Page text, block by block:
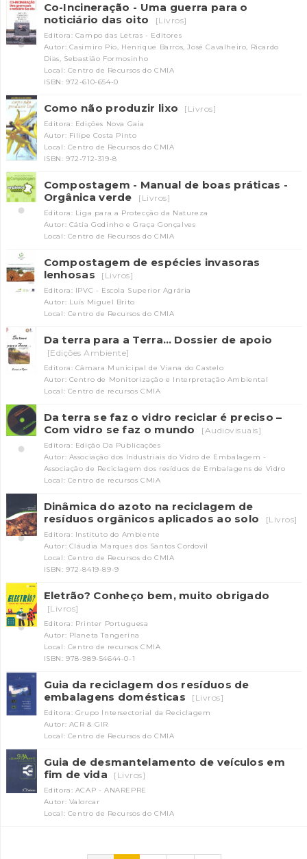
Co-Incineração - Uma guerra para o
noticiário das oito
[Livros]
Editora: Campo das Letras - Editores
Autor: Casimiro Pio, Henrique Barros, José Cavalheiro, Ricardo
Dias, Sebastião Formosinho
Local: Centro de Recursos do CMIA
ISBN: 972-610-654-0
Como não produzir lixo [Livros]
Editora: Edições Nova Gaia
Autor: Filipe Costa Pinto
Local: Centro de Recursos do CMIA
ISBN: 972-712-319-8
Compostagem - Manual de boas práticas -
Orgânica verde
[Livros]
Editora: Liga para a Protecção da Natureza
Autor: Cátia Godinho e Graça Gonçalves
Local: Centro de Recursos do CMIA
Compostagem de espécies invasoras
lenhosas
[Livros]
Editora: IPVC - Escola Superior Agrária
Autor: Luís Miguel Brito
Local: Centro de Recursos do CMIA
Da terra para a Terra… Dossier de apoio
[Edições Ambiente]
Editora: Câmara Municipal de Viana do Castelo
Autor: Centro de Monitorização e Interpretação Ambiental
Local: Centro de recursos CMIA
Da terra se faz o vidro reciclar é preciso –
Com vidro se faz o mundo
[Audiovisuais]
Editora: Edição Da Publicações
Autor: Associação dos Industriais do Vidro de Embalagem -
Associação de Reciclagem dos resíduos de Embalagens de Vidro
Local: Centro de recursos CMIA
Dinâmica do azoto na reciclagem de
resíduos orgânicos aplicados ao solo
[Livros]
Editora: Instituto do Ambiente
Autor: Cláudia Marques dos Santos Cordovil
Local: Centro de Recursos do CMIA
ISBN: 972-8419-89-9
Eletrão? Conheço bem, muito obrigado
[Livros]
Editora: Printer Portuguesa
Autor: Planeta Tangerina
Local: Centro de recursos CMIA
ISBN: 978-989-54644-0-1
Guia da reciclagem dos resíduos de
embalagens domésticas
[Livros]
Editora: Grupo Intersectorial da Reciclagem
Autor: ACR & GIR
Local: Centro de Recursos do CMIA
Guia de desmantelamento de veículos em
fim de vida
[Livros]
Editora: ACAP - ANAREPRE
Autor: Valorcar
Local: Centro de Recursos do CMIA